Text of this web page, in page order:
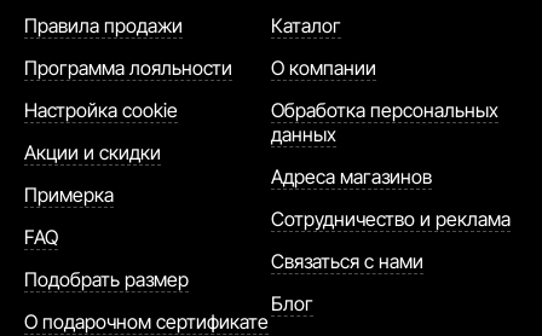
Правила продажи
Программа лояльности
Настройка cookie
Акции и скидки
Примерка
FAQ
Подобрать размер
О подарочном сертификате
Каталог
О компании
Обработка персональных
данных
Адреса магазинов
Сотрудничество и реклама
Связаться с нами
Блог